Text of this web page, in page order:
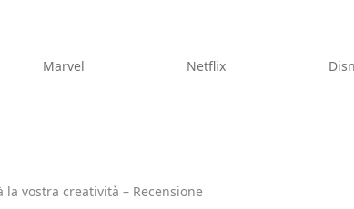
Marvel Netflix
vostra creatività – Recensione